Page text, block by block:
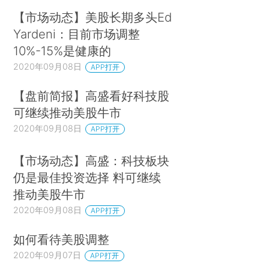
【市场动态】美股长期多头Ed
Yardeni：目前市场调整
10%-15%是健康的
2020年09月08日 APP打开
【盘前简报】高盛看好科技股
可继续推动美股牛市
2020年09月08日 APP打开
【市场动态】高盛：科技板块
仍是最佳投资选择 料可继续
推动美股牛市
2020年09月08日 APP打开
如何看待美股调整
2020年09月07日 APP打开